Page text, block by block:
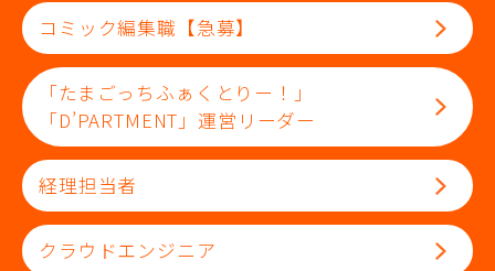
コミック編集職【急募】
「たまごっちふぁくとりー！」
「D’PARTMENT」運営リーダー
経理担当者
クラウドエンジニア